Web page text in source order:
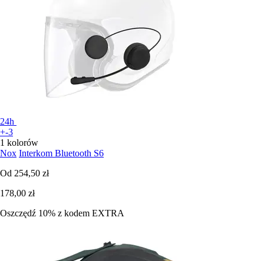
24h
+-3
1 kolorów
Nox Interkom Bluetooth S6
Od 254,50 zł
178,00 zł
Oszczędź 10% z kodem EXTRA